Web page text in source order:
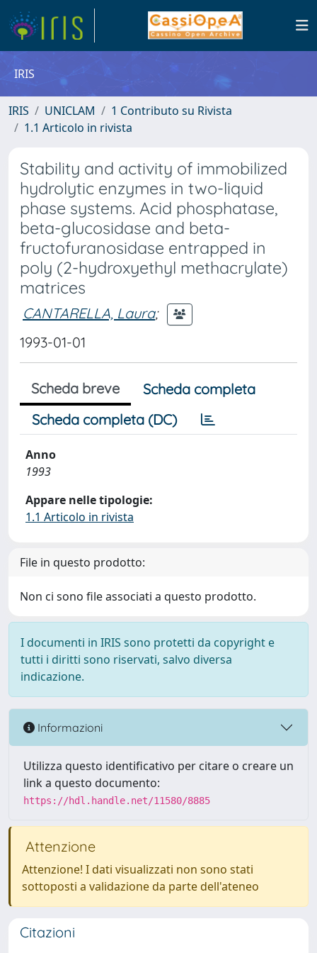
IRIS
IRIS UNICLAM
1 Contributo su Rivista
1.1 Articolo in rivista
Stability and activity of immobilized
hydrolytic enzymes in two-liquid
phase systems. Acid phosphatase,
beta-glucosidase and beta-
fructofuranosidase entrapped in
poly (2-hydroxyethyl methacrylate)
matrices
CANTARELLA, Laura;
1993-01-01
Scheda breve
Scheda completa
Scheda completa (DC)
Anno
1993
Appare nelle tipologie:
1.1 Articolo in rivista
File in questo prodotto:
Non ci sono file associati a questo prodotto.
I documenti in IRIS sono protetti da copyright e
tutti i diritti sono riservati, salvo diversa
indicazione.
Informazioni
Utilizza questo identificativo per citare o creare un
link a questo documento:
https://hdl.handle.net/11580/8885
Attenzione
Attenzione! I dati visualizzati non sono stati
sottoposti a validazione da parte dell'ateneo
Citazioni